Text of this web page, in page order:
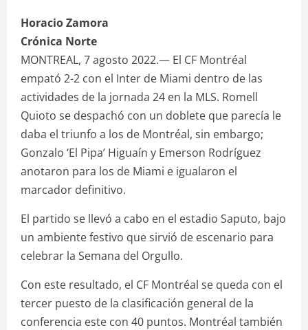
Horacio Zamora
Crónica Norte
MONTREAL, 7 agosto 2022.— El CF Montréal
empató 2-2 con el Inter de Miami dentro de las
actividades de la jornada 24 en la MLS. Romell
Quioto se despachó con un doblete que parecía le
daba el triunfo a los de Montréal, sin embargo;
Gonzalo ‘El Pipa’ Higuaín y Emerson Rodríguez
anotaron para los de Miami e igualaron el
marcador definitivo.
El partido se llevó a cabo en el estadio Saputo, bajo
un ambiente festivo que sirvió de escenario para
celebrar la Semana del Orgullo.
Con este resultado, el CF Montréal se queda con el
tercer puesto de la clasificación general de la
conferencia este con 40 puntos. Montréal también